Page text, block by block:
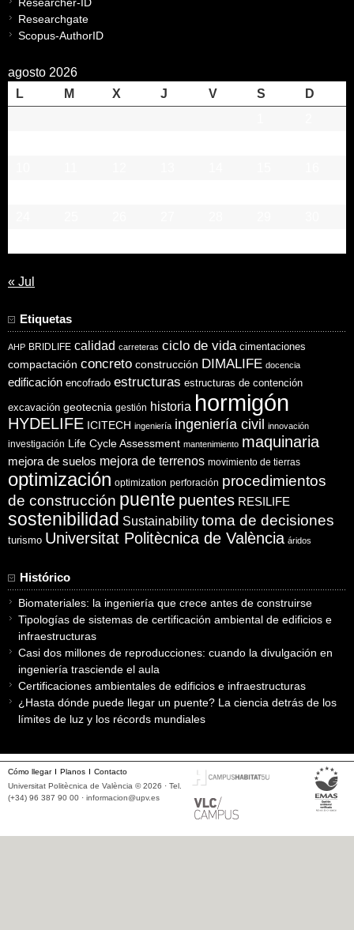
Researcher-ID
Researchgate
Scopus-AuthorID
agosto 2026
L
M X J V S
D
« Jul
Etiquetas
AHP BRIDLIFE calidad carreteras ciclo de vida cimentaciones
compactación concreto construcción DIMALIFE docencia
edificación encofrado estructuras estructuras de contención
excavación geotecnia gestión historia hormigón
HYDELIFE ICITECH ingeniería ingeniería civil innovación
investigación Life Cycle Assessment mantenimiento maquinaria
mejora de suelos mejora de terrenos movimiento de tierras
optimización optimization perforación procedimientos
de construcción puente puentes RESILIFE
sostenibilidad Sustainability toma de decisiones
turismo Universitat Politècnica de València áridos
Histórico
Biomateriales: la ingeniería que crece antes de construirse
Tipologías de sistemas de certificación ambiental de edificios e
infraestructuras
Casi dos millones de reproducciones: cuando la divulgación en
ingeniería trasciende el aula
Certificaciones ambientales de edificios e infraestructuras
¿Hasta dónde puede llegar un puente? La ciencia detrás de los
límites de luz y los récords mundiales
Cómo llegar Planos
Contacto
Universitat Politècnica de València © 2026 · Tel.
(+34) 96 387 90 00 · informacion@upv.es